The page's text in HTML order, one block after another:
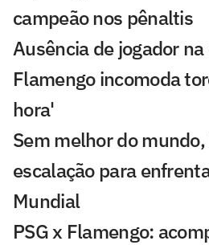
campeão nos pênaltis
Ausência de jogador
Flamengo incomoda
hora'
Sem melhor do
escalação para
Mundial
PSG x Flamengo: